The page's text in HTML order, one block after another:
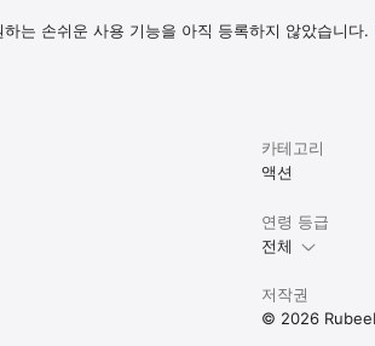
는 손쉬운 사용 기능을 아직 등록하지 않았습니다.
카테고리
액션
연령 등급
전체
저작권
© 2026